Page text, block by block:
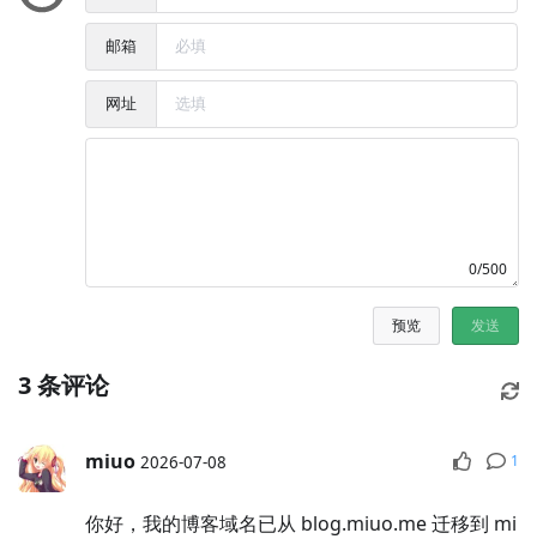
邮箱
网址
0/500
预览 发送
3条评论
miuo 2026-07-08 1
你好，我的博客域名已从 blog.miuo.me 迁移到 mi